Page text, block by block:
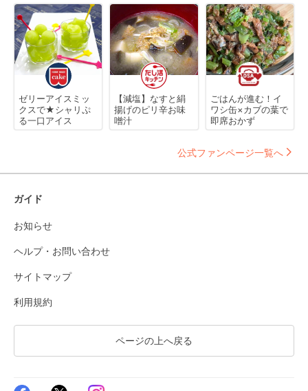
ゼリーアイスミッ
クスで★シャリぷ
る一口アイス
【減塩】なすと絹
揚げのピリ辛お味
噌汁
ごはんが進む！イ
ワシ缶×カブの葉で
即席おかず
公式ファンページ一覧へ
ガイド
お知らせ
ヘルプ・お問い合わせ
サイトマップ
利用規約
ページの上へ戻る